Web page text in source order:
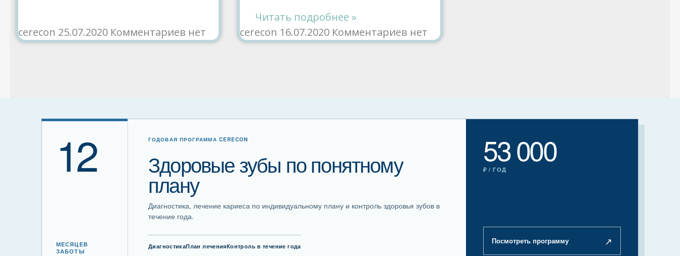
cerecon 25.07.2020 Комментариев нет
Читать подробнее »
cerecon 16.07.2020 Комментариев нет
12
МЕСЯЦЕВ
ЗАБОТЫ
ГОДОВАЯ ПРОГРАММА CERECON
Здоровые зубы по понятному
плану
Диагностика, лечение кариеса по индивидуальному плану и контроль здоровья зубов в
течение года.
ДиагностикаПлан леченияКонтроль в течение года
53 000
₽ / ГОД
Посмотреть программу ↗